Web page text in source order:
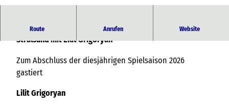
Route Anrufen Website
Klavierabend am 18.12.2026 in der Klinikumskirche
Stralsund mit Lilit Grigoryan
Zum Abschluss der diesjährigen Spielsaison 2026
gastiert
Lilit Grigoryan